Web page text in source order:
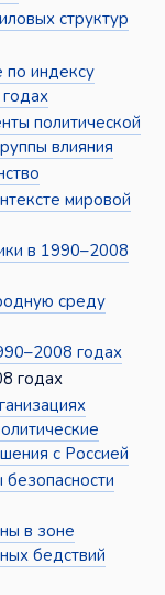
структур
по индексу
политической
влияния
мировой
в 1990–2008
среду
годах
годах
с Россией
в зоне
бедствий